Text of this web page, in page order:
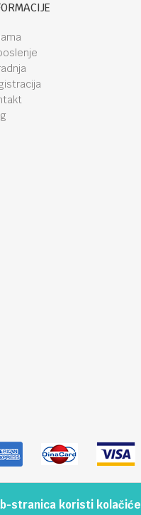
stranica koristi kolačiće